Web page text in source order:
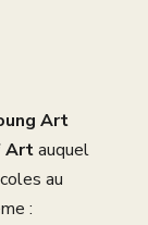
Art
Artauquel
au
: